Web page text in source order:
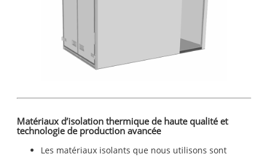
Matériaux d’isolation thermique de haute qualité et
technologie de production avancée
Les matériaux isolants que nous utilisons sont